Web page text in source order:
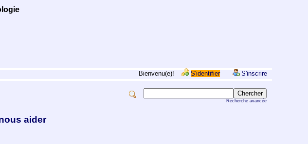
Bienvenu(e)! S'identifier S'inscrire
Recherche avancée
aider